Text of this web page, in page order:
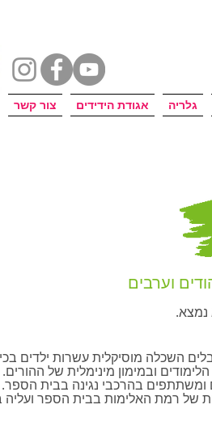
צור קשר אגודת הידידים גלריה
וערבים
נמצא.
השכלה מוסיקלית עשרות ילדים
ובמימון מינימלית של ההורים.
ומשתתפים בהרכבי נגינה בבית הספר.
של רמת האלימות בבית הספר ועליה